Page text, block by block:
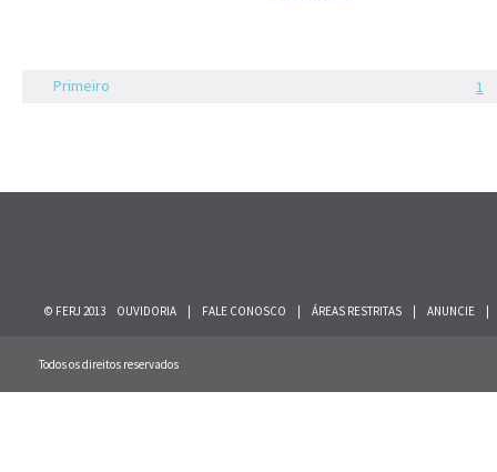
Primeiro 1
© FERJ 2013 OUVIDORIA FALE CONOSCO ÁREAS RESTRITAS ANUNCIE
Todos os direitos reservados